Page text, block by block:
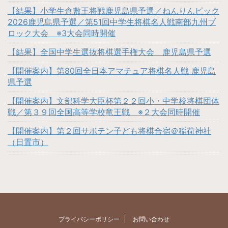
【結果】小学生倉敷王将戦鹿児島県予選／ねんりんピック
2026鹿児島県予選／第51回中学生将棋名人戦南部九州ブ
ロック大会 ※3大会同時開催
【結果】全国中学生選抜将棋選手権大会 鹿児島県予選
【開催案内】第80回全日本アマチュア将棋名人戦 鹿児島
県予選
【開催案内】文部科学大臣杯第２２回小・中学校将棋団体
戦／第３９回全国高等学校竜王戦 ※２大会同時開催
【開催案内】第２回サボテン子ども将棋合宿＠稲荷神社
（日置市）
プライバシーポリシー お問い合わせ